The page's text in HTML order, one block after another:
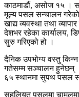
काठमाडौं, असोज १५ ।
मूल्य पसल सन्चालन
खाद्य व्यवस्था तथा
देशभर रहेका कार्यालय,
सुरु गरिएको हो ।
दैनिक उपभोग्य वस्तु
गतेसम्म सञ्चालन हुनेछन्
६५ स्थानमा सुपथ पसल
सहुलियत पसलमा चामलमा